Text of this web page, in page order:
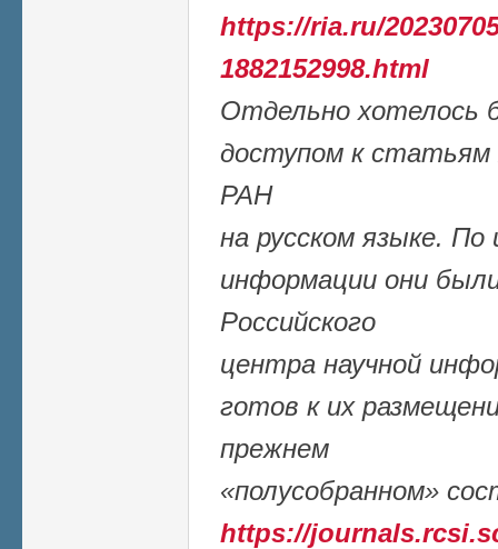
https://ria.ru/
1882152998.html
Отдельно хотелось
доступом к статьям
РАН
на русском языке.
информации они
Российского
центра научной
готов к их
прежнем
«полусобранном»
https://